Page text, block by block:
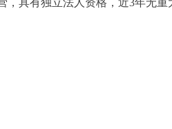
具有独立法人资格，近3年无重